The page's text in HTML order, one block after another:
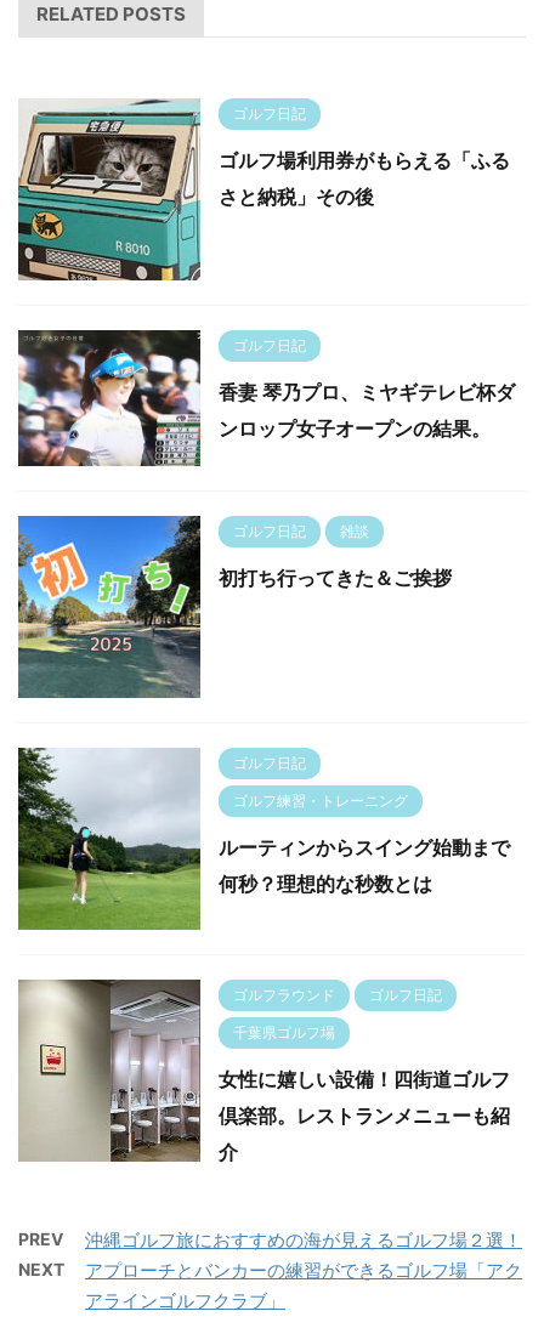
RELATED POSTS
ゴルフ日記
ゴルフ場利用券がもらえる「ふる
さと納税」その後
ゴルフ日記
香妻 琴乃プロ、ミヤギテレビ杯ダ
ンロップ女子オープンの結果。
ゴルフ日記 雑談
初打ち行ってきた＆ご挨拶
ゴルフ日記
ゴルフ練習・トレーニング
ルーティンからスイング始動まで
何秒？理想的な秒数とは
ゴルフラウンド ゴルフ日記
千葉県ゴルフ場
女性に嬉しい設備！四街道ゴルフ
倶楽部。レストランメニューも紹
介
PREV 沖縄ゴルフ旅におすすめの海が見えるゴルフ場２選！
NEXT
アプローチとバンカーの練習ができるゴルフ場「アク
アラインゴルフクラブ」